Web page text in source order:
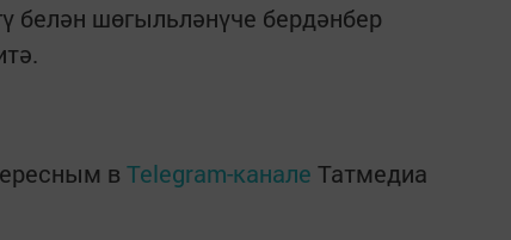
белән шөгыльләнүче бердәнбер
в Telegram-канале Татмедиа